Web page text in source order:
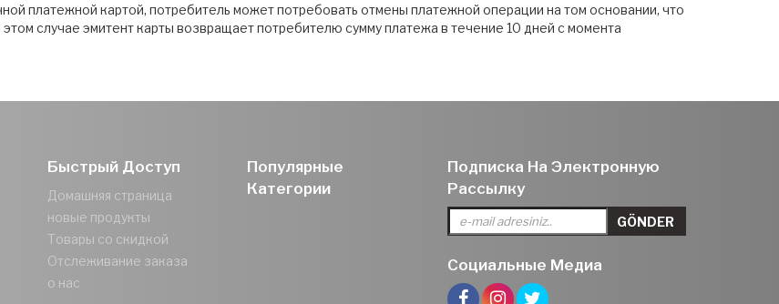
платежной картой, потребитель может потребовать отмены платежной операции на том основании, что
случае эмитент карты возвращает потребителю сумму платежа в течение 10 дней с момента
Быстрый Доступ
Домашняя страница
новые продукты
Товары со скидкой
Отслеживание заказа
о нас
Популярные
Категории
Подписка На Электронную
Рассылку
Социальные Медиа